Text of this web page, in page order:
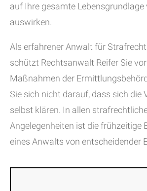
auf Ihre gesamte Lebensgrundlage
auswirken.
Als erfahrener Anwalt für
schützt Rechtsanwalt Reifer Sie
Maßnahmen der
Sie sich nicht darauf, dass sich die
selbst klären. In allen
Angelegenheiten ist die frühzeitige
eines Anwalts von entscheidender